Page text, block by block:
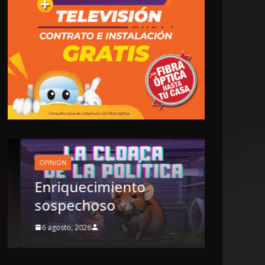
OPINIÓN
Enriquecimiento
sospechoso
6 agosto, 2026